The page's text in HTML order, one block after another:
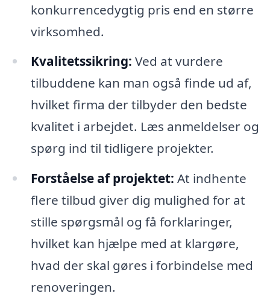
konkurrencedygtig pris end en større
virksomhed.
Kvalitetssikring: Ved at vurdere
tilbuddene kan man også finde ud af,
hvilket firma der tilbyder den bedste
kvalitet i arbejdet. Læs anmeldelser og
spørg ind til tidligere projekter.
Forståelse af projektet: At indhente
flere tilbud giver dig mulighed for at
stille spørgsmål og få forklaringer,
hvilket kan hjælpe med at klargøre,
hvad der skal gøres i forbindelse med
renoveringen.